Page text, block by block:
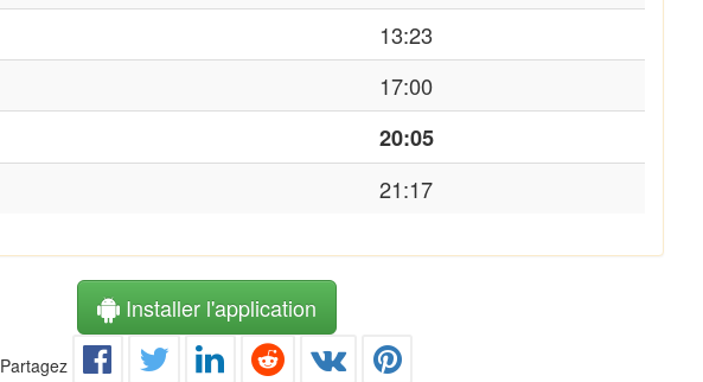
13:23
17:00
20:05
21:17
Installer l'application
Partagez